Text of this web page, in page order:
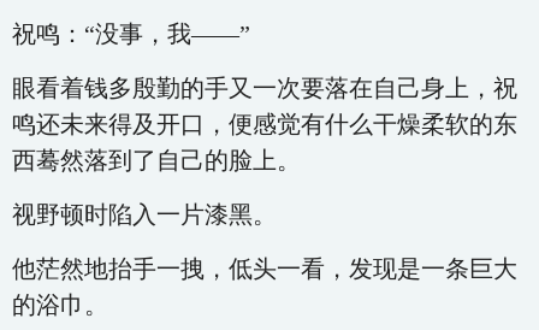
祝鸣：“没事，我——”
眼看着钱多殷勤的手又一次要落在自己身上，祝
鸣还未来得及开口，便感觉有什么干燥柔软的东
西蓦然落到了自己的脸上。
视野顿时陷入一片漆黑。
他茫然地抬手一拽，低头一看，发现是一条巨大
的浴巾。